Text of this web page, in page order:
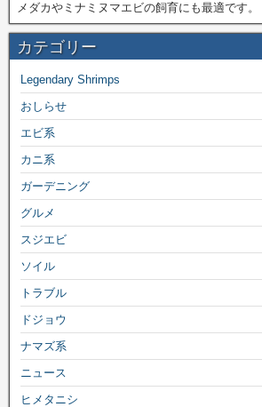
メダカやミナミヌマエビの飼育にも最適です。
カテゴリー
Legendary Shrimps
おしらせ
エビ系
カニ系
ガーデニング
グルメ
スジエビ
ソイル
トラブル
ドジョウ
ナマズ系
ニュース
ヒメタニシ